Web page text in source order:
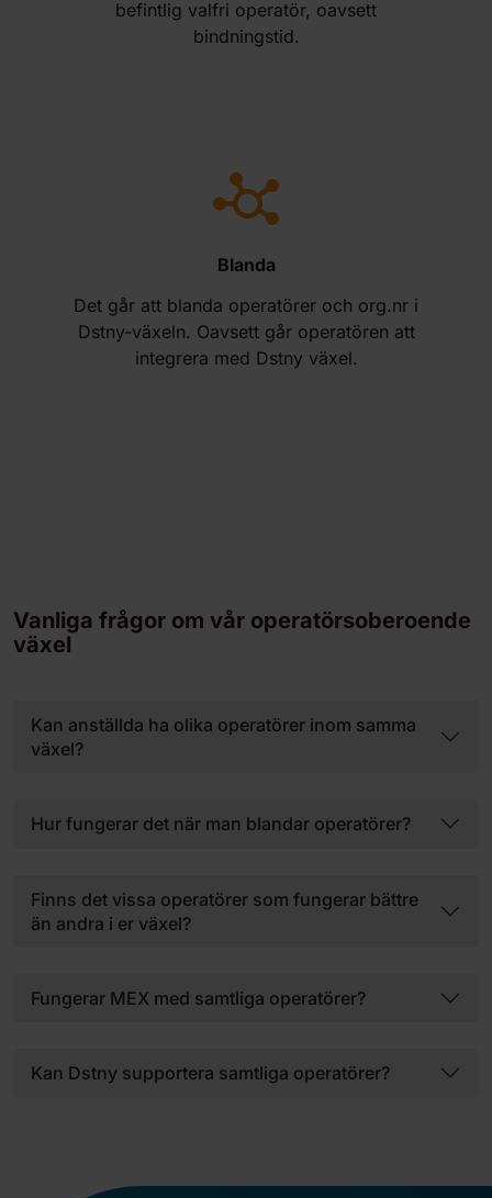
befintlig valfri operatör, oavsett
bindningstid.
Blanda
Det går att blanda operatörer och org.nr i
Dstny-växeln. Oavsett går operatören att
integrera med Dstny växel.
Vanliga frågor om vår operatörsoberoende
växel
Kan anställda ha olika operatörer inom samma
växel?
Hur fungerar det när man blandar operatörer?
Finns det vissa operatörer som fungerar bättre
än andra i er växel?
Fungerar MEX med samtliga operatörer?
Kan Dstny supportera samtliga operatörer?